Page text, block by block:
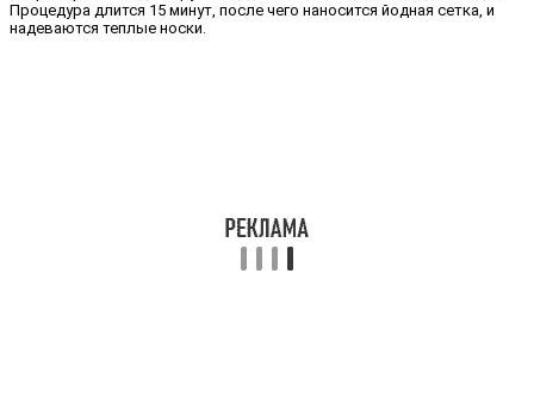
Процедура длится 15 минут, после чего наносится йодная сетка, и
надеваются теплые носки.